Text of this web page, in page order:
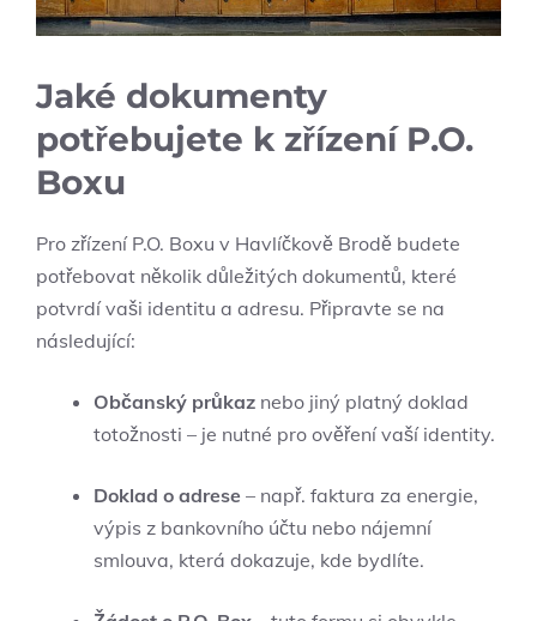
Jaké dokumenty
potřebujete k zřízení P.O.
Boxu
Pro zřízení P.O. Boxu v Havlíčkově Brodě budete
potřebovat několik důležitých dokumentů, které
potvrdí vaši identitu a adresu. Připravte se na
následující:
Občanský průkaz nebo jiný platný doklad
totožnosti – je nutné pro ověření vaší identity.
Doklad o adrese – např. faktura za energie,
výpis z bankovního účtu nebo nájemní
smlouva, která dokazuje, kde bydlíte.